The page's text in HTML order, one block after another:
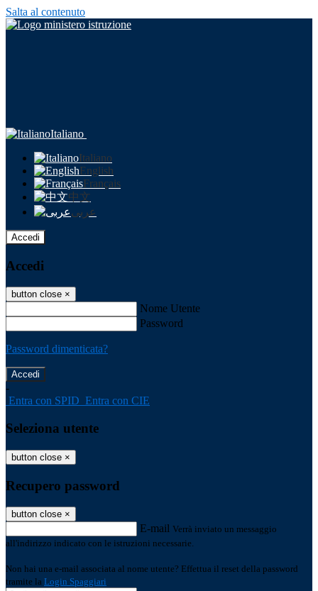
Salta al contenuto
Italiano
Italiano
English
Français
中文
عربى
Accedi
Accedi
button close ×
Nome Utente
Password
Password dimenticata?
-
Entra con SPID Entra con CIE
Seleziona utente
button close ×
Recupero password
button close ×
E-mail Verrà inviato un messaggio
all'indirizzo indicato con le istruzioni necessarie.
Non hai una e-mail associata al nome utente? Effettua il reset della password
tramite la Login Spaggiari